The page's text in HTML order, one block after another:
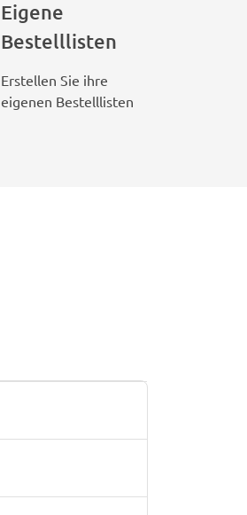
Eigene
Bestelllisten
Erstellen Sie ihre
eigenen Bestelllisten